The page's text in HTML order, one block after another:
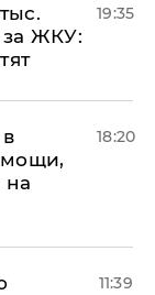
за ЖКУ:
19:35
на
18:20
11:39